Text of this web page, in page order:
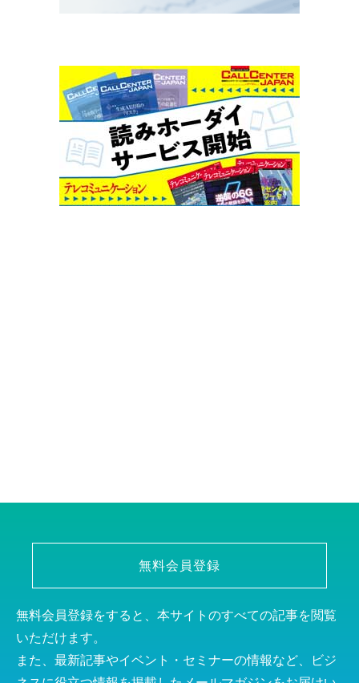
無料会員登録
無料会員登録をすると、本サイトのすべての記事を閲覧
いただけます。
また、最新記事やイベント・セミナーの情報など、ビジ